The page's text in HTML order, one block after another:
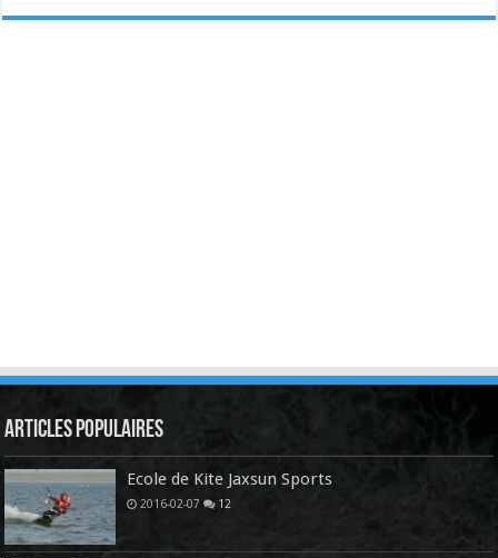
Articles Populaires
Ecole de Kite Jaxsun Sports
2016-02-07 12